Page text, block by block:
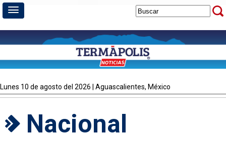
lunes 10 de agosto del 2026 | Aguascalientes, México
Nacional